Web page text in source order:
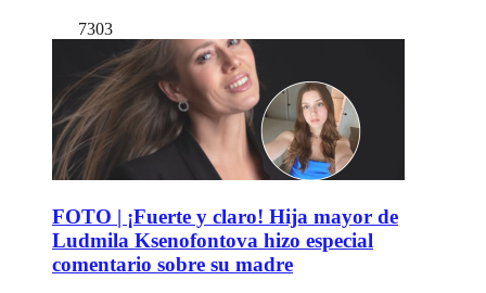
7303
FOTO | ¡Fuerte y claro! Hija mayor de
Ludmila Ksenofontova hizo especial
comentario sobre su madre